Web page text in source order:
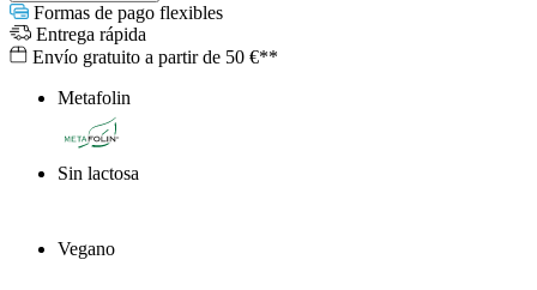
Formas de pago flexibles
Entrega rápida
Envío gratuito a partir de 50 €**
Metafolin
®
Sin lactosa
Vegano